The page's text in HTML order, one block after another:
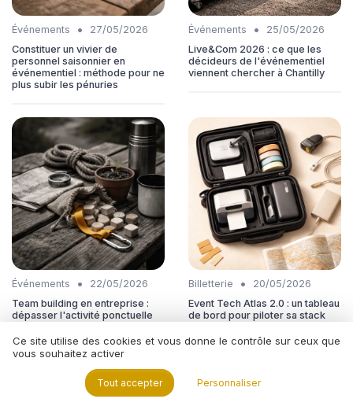
Événements •
27/05/2026
Constituer un vivier de
personnel saisonnier en
événementiel : méthode pour ne
plus subir les pénuries
Événements •
25/05/2026
Live&Com 2026 : ce que les
décideurs de l'événementiel
viennent chercher à Chantilly
Événements •
22/05/2026
Team building en entreprise :
dépasser l'activité ponctuelle
suivie
Billetterie •
20/05/2026
Event Tech Atlas 2.0 : un tableau
de bord pour piloter sa stack
Ce site utilise des cookies et vous donne le contrôle sur ceux que
vous souhaitez activer
Tout accepter Personnaliser